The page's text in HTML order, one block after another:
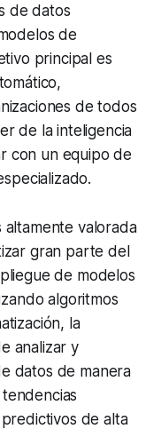
de datos
de
principal es
de todos
de la inteligencia
con un equipo de
altamente valorada
gran parte del
de modelos
algoritmos
la
analizar y
datos de manera
de alta